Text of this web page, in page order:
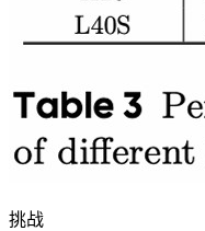
挑战